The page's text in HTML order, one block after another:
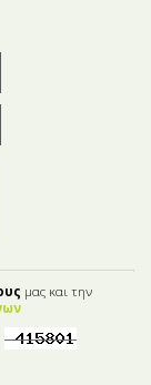
μας και την